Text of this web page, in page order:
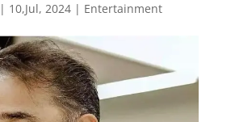
| 10,Jul, 2024| Entertainment